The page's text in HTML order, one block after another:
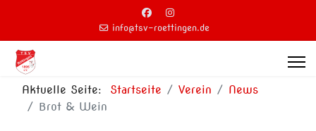
info@tsv-roettingen.de
Aktuelle Seite: Startseite Verein
News
Brot & Wein